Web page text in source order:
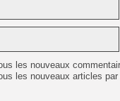
les nouveaux
les nouveaux articles par